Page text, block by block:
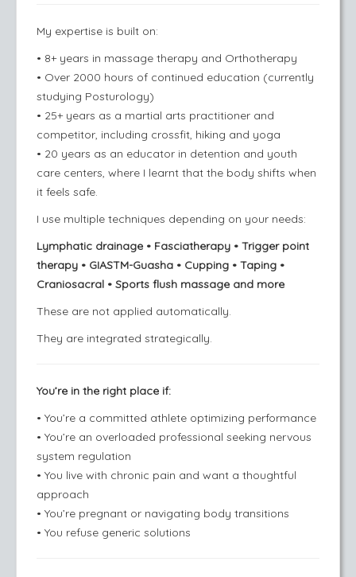
My expertise is built on:
• 8+ years in massage therapy and Orthotherapy
• Over 2000 hours of continued education (currently
studying Posturology)
• 25+ years as a martial arts practitioner and
competitor, including crossfit, hiking and yoga
• 20 years as an educator in detention and youth
care centers, where I learnt that the body shifts when
it feels safe.
I use multiple techniques depending on your needs:
Lymphatic drainage • Fasciatherapy • Trigger point
therapy • GIASTM-Guasha • Cupping • Taping •
Craniosacral • Sports flush massage and more
These are not applied automatically.
They are integrated strategically.
You’re in the right place if:
• You’re a committed athlete optimizing performance
• You’re an overloaded professional seeking nervous
system regulation
• You live with chronic pain and want a thoughtful
approach
• You’re pregnant or navigating body transitions
• You refuse generic solutions